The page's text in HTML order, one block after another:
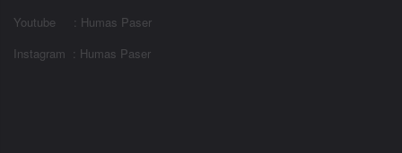
Youtube : Humas Paser
Instagram : Humas Paser